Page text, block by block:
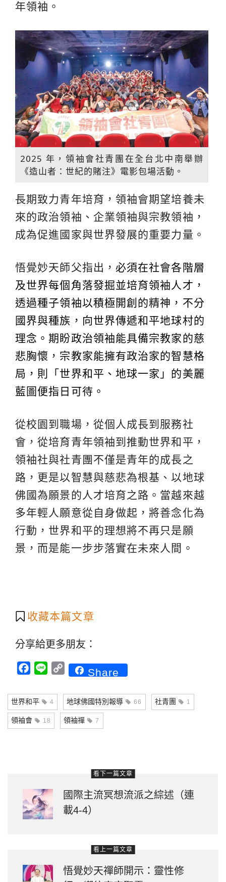
年領袖。
2025 年，領袖會社青團在全台北中南舉辦
《造山者：世紀的賭注》電影包場活動。
長期致力青年培育，領袖會期望培養未
來的政治領袖、企業領袖與宗教領袖，
成為促進國家與世界發展的重要力量。
悟覺妙天師父指出， 必須在社會各階層
及世界每個角落發掘並培育領袖人才，
透過種子領袖以積極開創的精神，不分
國界與種族，向世界傳遞和平地球村的
理念。期盼政治領袖能具備宗教家的慈
悲胸懷，宗教家能擁有政治家的智慧格
局，則「世界和平、地球一家」的美麗
藍圖便指日可待。
從校園到職場，從個人成長到服務社
會，從培育青年領袖到推動世界和平，
領袖社與社青團不僅是青年的成長之
路，更是以智慧與慈悲為根基、以地球
佛國為願景的人才培育之路。當越來越
多年輕人願意從自身做起，將善念化為
行動，世界和平的理想將不再只是願
景，而是能一步步落實在未來人間。
收藏本篇文章
分享給更多朋友：
Facebook
Line CopyShare
世界和平 4 地球佛國特別報導 66 社青團 1
領袖會 18 領袖禪 7
看下一篇文章
國際主流冥想流派之綜述（連
載4-4）
看上一篇文章
悟覺妙天禪師開示：靈性修